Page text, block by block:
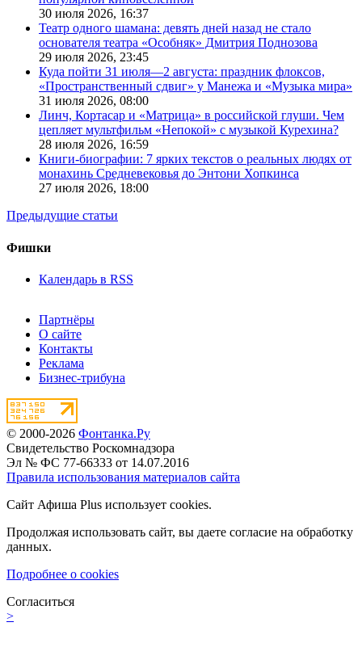
30 июля 2026, 16:37
Театр одного шамана: девять дней назад не стало
основателя театра «Особняк» Дмитрия Поднозова
29 июля 2026, 23:45
Куда пойти 31 июля—2 августа: праздник флоксов,
«Пространственный сдвиг» у Манежа и «Музыка мира»
31 июля 2026, 08:00
Линч, Кортасар и «Матрица» в российской глуши. Чем
цепляет мультфильм «Непокой» с музыкой Курехина?
28 июля 2026, 16:59
Книги-биографии: 7 ярких текстов о реальных людях от
монахинь Средневековья до Энтони Хопкинса
27 июля 2026, 18:00
Предыдущие статьи
Фишки
Календарь в RSS
Партнёры
О сайте
Контакты
Реклама
Бизнес-трибуна
© 2000-2026 Фонтанка.Ру
Свидетельство Роскомнадзора
Эл № ФС 77-66333 от 14.07.2016
Правила использования материалов сайта
Сайт Афиша Plus использует cookies.
Продолжая использовать сайт, вы даете согласие на обработку
данных.
Подробнее о cookies
Согласиться
>